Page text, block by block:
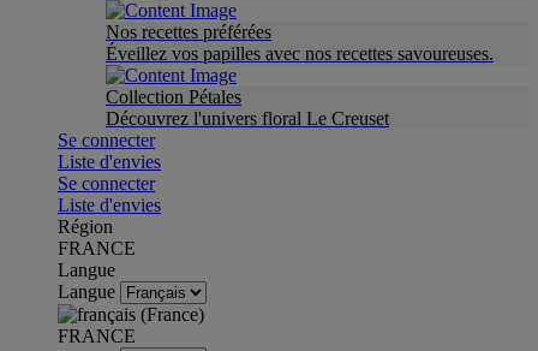
Nos recettes préférées
Éveillez vos papilles avec nos recettes savoureuses.
Collection Pétales
Découvrez l'univers floral Le Creuset
Se connecter
Liste d'envies
Se connecter
Liste d'envies
Région
FRANCE
Langue
Langue
FRANCE